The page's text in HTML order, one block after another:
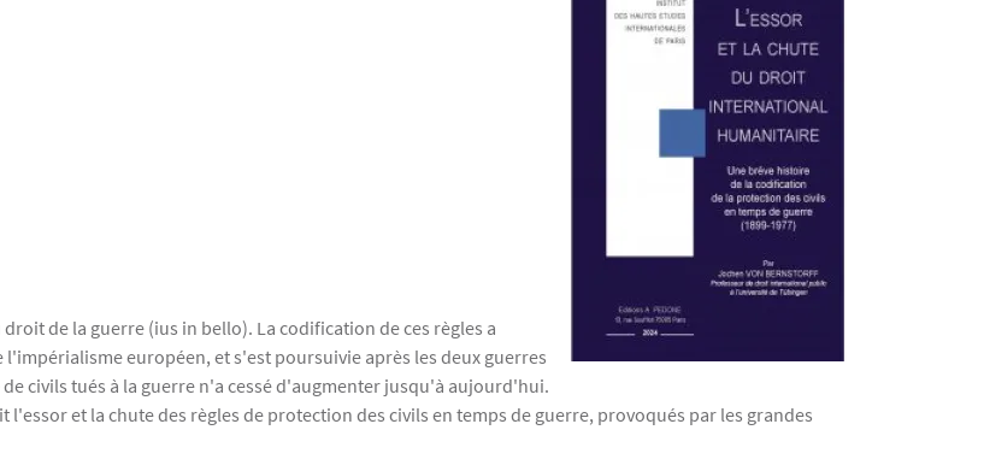
de la guerre (ius in bello). La codification de ces règles a
européen, et s'est poursuivie après les deux guerres
civils tués à la guerre n'a cessé d'augmenter jusqu'à aujourd'hui.
l'essor et la chute des règles de protection des civils en temps de guerre, provoqués par les grandes